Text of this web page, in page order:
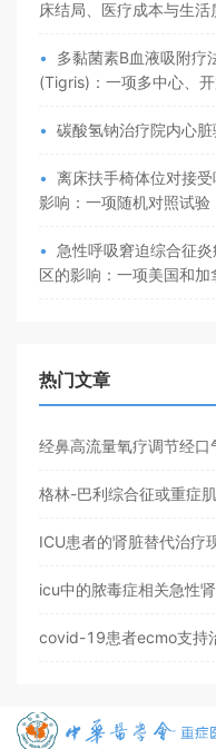
床结局、医疗成本与生活
•
多黏菌素B血液吸附疗
(Tigris)：一项多中心、
• 碳酸氢钠治疗院内心
• 离床扶手椅体位对接
影响：一项随机对照试验
•
急性呼吸窘迫综合征
区的影响：一项美国和
热门文章
经鼻高流量氧疗调节经
ICU患者的肾脏替代治疗